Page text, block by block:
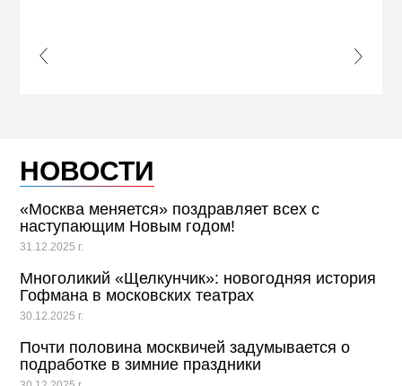
Slide
Next
НОВОСТИ
«Москва меняется» поздравляет всех с
наступающим Новым годом!
31.12.2025 г.
Многоликий «Щелкунчик»: новогодняя история
Гофмана в московских театрах
30.12.2025 г.
Почти половина москвичей задумывается о
подработке в зимние праздники